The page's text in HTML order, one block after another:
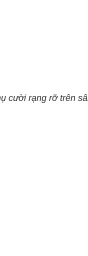
cười rạng rỡ trên